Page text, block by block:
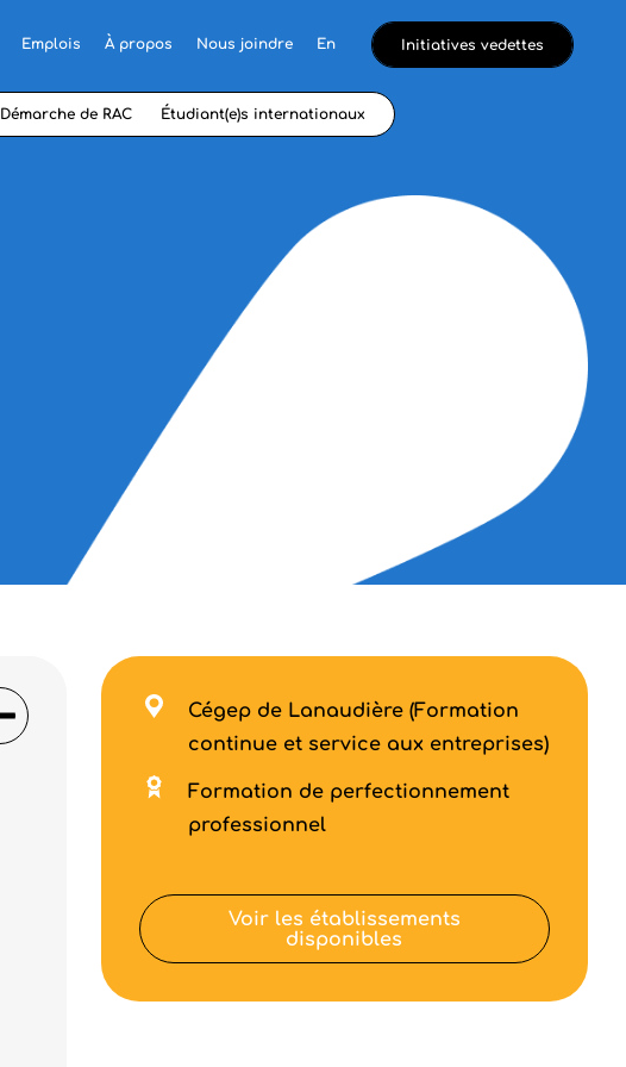
Emplois À propos Nous joindre En Initiatives vedettes
Démarche de RAC Étudiant(e)s internationaux
Cégep de Lanaudière (Formation
continue et service aux entreprises)
Formation de perfectionnement
professionnel
Voir les établissements
disponibles